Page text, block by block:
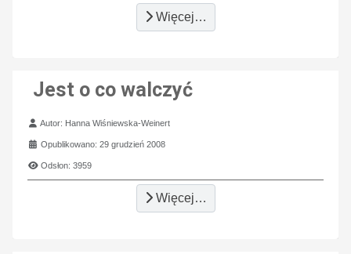
Więcej…
Jest o co walczyć
Szczegóły
Autor: Hanna Wiśniewska-Weinert
Opublikowano: 29 grudzień 2008
Odsłon: 3959
Więcej…